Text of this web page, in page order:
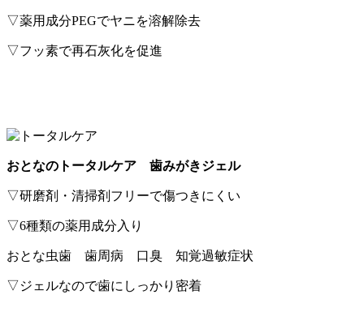
▽薬用成分PEGでヤニを溶解除去
▽フッ素で再石灰化を促進
おとなのトータルケア 歯みがきジェル
▽研磨剤・清掃剤フリーで傷つきにくい
▽6種類の薬用成分入り
おとな虫歯 歯周病 口臭 知覚過敏症状
▽ジェルなので歯にしっかり密着